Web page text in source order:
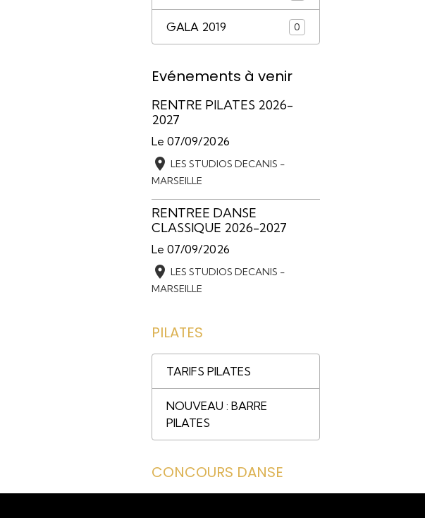
GALA 2019 0
Evénements à venir
RENTRE PILATES 2026-
2027
Le 07/09/2026
LES STUDIOS DECANIS -
MARSEILLE
RENTREE DANSE
CLASSIQUE 2026-2027
Le 07/09/2026
LES STUDIOS DECANIS -
MARSEILLE
PILATES
TARIFS PILATES
NOUVEAU : BARRE
PILATES
CONCOURS DANSE